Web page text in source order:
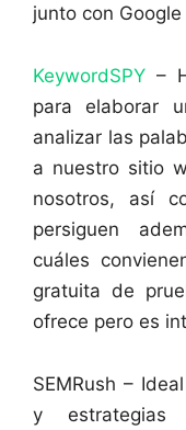
junto con
KeywordSPY –
para elaborar
analizar las
a nuestro sitio
nosotros, así
persiguen
cuáles
gratuita de
ofrece pero es
SEMRush –
y estrategias